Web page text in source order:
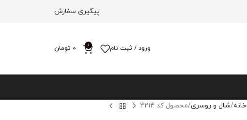
پیگیری سفارش
ورود / ثبت نام 0
0 تومان
خانه شال و روسری محصول کد 4214